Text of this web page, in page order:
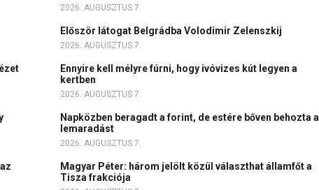
2026. AUGUSZTUS 7.
Először látogat Belgrádba Volodimir Zelenszkij
2026. AUGUSZTUS 7.
Ennyire kell mélyre fúrni, hogy ivóvizes kút legyen a
kertben
2026. AUGUSZTUS 7.
Napközben beragadt a forint, de estére bőven behozta a
lemaradást
2026. AUGUSZTUS 7.
Magyar Péter: három jelölt közül választhat államfőt a
Tisza frakciója